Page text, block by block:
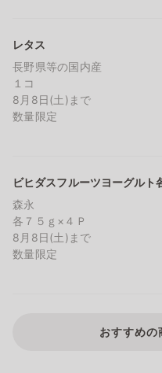
レタス
長野県等の国内産
１コ
8月8日(土)まで
数量限定
ビヒダスフルーツヨーグルト
森永
各７５ｇ×４Ｐ
8月8日(土)まで
数量限定
おすすめの